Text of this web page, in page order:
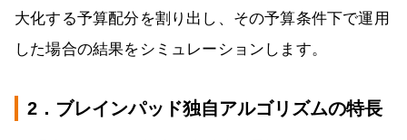
大化する予算配分を割り出し、その予算条件下で運用
した場合の結果をシミュレーションします。
2．ブレインパッド独自アルゴリズムの特長